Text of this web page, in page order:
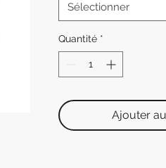
Sans plomb
Chaque paquet
Sélectionner
Quantité *
Ajouter